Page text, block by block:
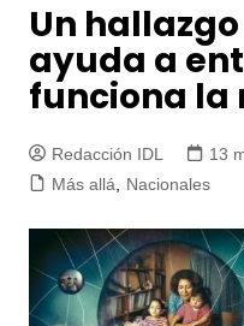
Un
ayuda a
funciona la
Redacción IDL
13
Más allá, Nacionales